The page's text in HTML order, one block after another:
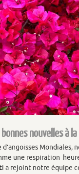
bonnes nouvelles à
Mondiales,
une respiration
i a rejoint notre équipe